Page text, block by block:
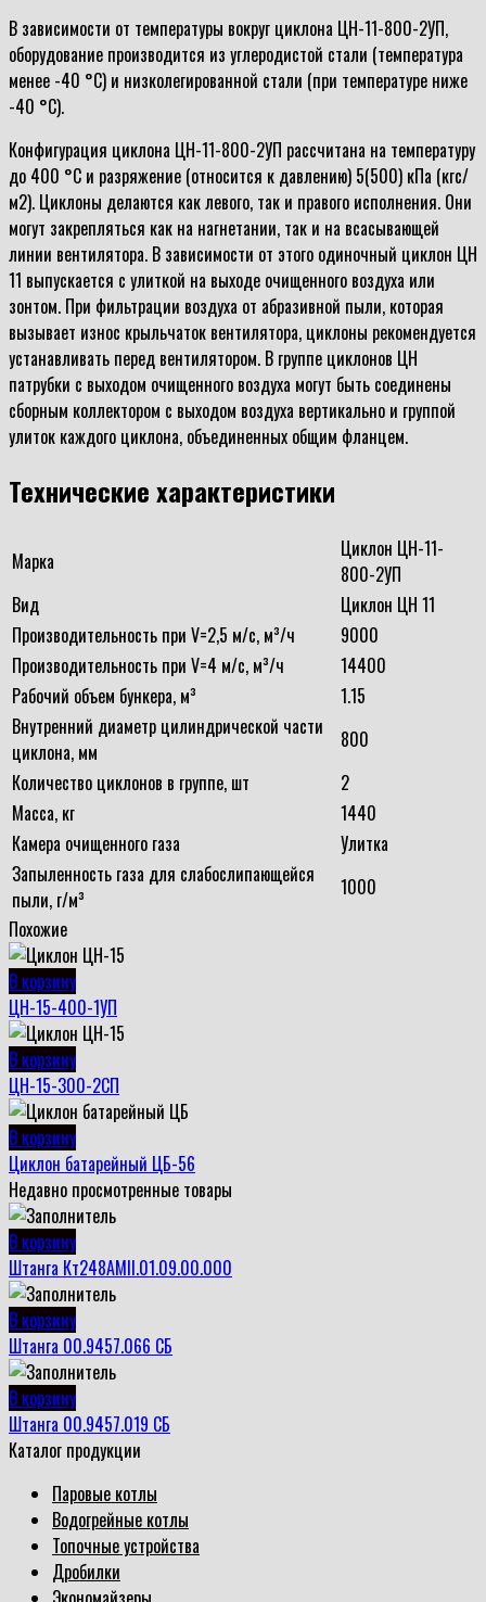
В зависимости от температуры вокруг циклона ЦН-11-800-2УП,
оборудование производится из углеродистой стали (температура
менее -40 °С) и низколегированной стали (при температуре ниже
-40 °С).
Конфигурация циклона ЦН-11-800-2УП рассчитана на температуру
до 400 °С и разряжение (относится к давлению) 5(500) кПа (кгс/
м2). Циклоны делаются как левого, так и правого исполнения. Они
могут закрепляться как на нагнетании, так и на всасывающей
линии вентилятора. В зависимости от этого одиночный циклон ЦН
11 выпускается с улиткой на выходе очищенного воздуха или
зонтом. При фильтрации воздуха от абразивной пыли, которая
вызывает износ крыльчаток вентилятора, циклоны рекомендуется
устанавливать перед вентилятором. В группе циклонов ЦН
патрубки с выходом очищенного воздуха могут быть соединены
сборным коллектором с выходом воздуха вертикально и группой
улиток каждого циклона, объединенных общим фланцем.
Технические характеристики
Марка
Циклон ЦН-11-
800-2УП
Вид
Циклон ЦН 11
Производительность при V=2,5 м/с, м³/ч
9000
Производительность при V=4 м/с, м³/ч
14400
Рабочий объем бункера, м³
1.15
Внутренний диаметр цилиндрической части
циклона, мм
800
Количество циклонов в группе, шт
2
Масса, кг
1440
Камера очищенного газа
Улитка
Запыленность газа для слабослипающейся
пыли, г/м³
1000
Похожие
В корзину
ЦН-15-400-1УП
В корзину
ЦН-15-300-2СП
В корзину
Циклон батарейный ЦБ-56
Недавно просмотренные товары
В корзину
Штанга Кт248АМII.01.09.00.000
В корзину
Штанга 00.9457.066 СБ
В корзину
Штанга 00.9457.019 СБ
Каталог продукции
Паровые котлы
Водогрейные котлы
Топочные устройства
Дробилки